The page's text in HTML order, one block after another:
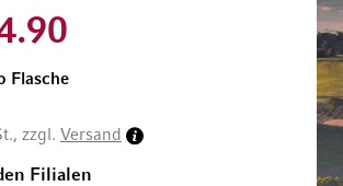
Flasche
zzgl. Versand
Filialen